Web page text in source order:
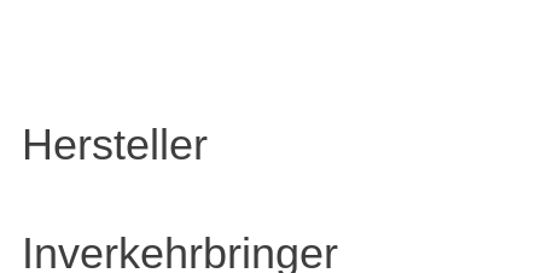
Hersteller
Inverkehrbringer